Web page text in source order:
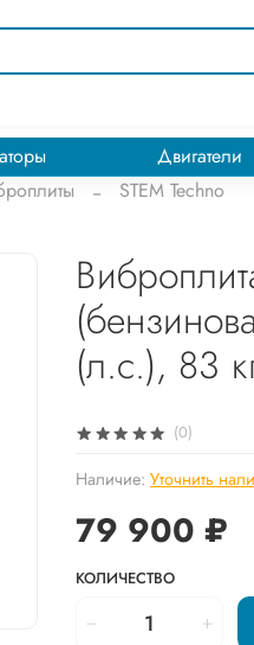
Двигатели
STEM Techno
(0)
Наличие: Уточнить
(л.с.), 83
79 900 ₽
КОЛИЧЕСТВО